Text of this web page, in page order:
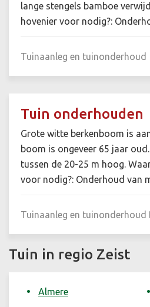
lange stengels bamboe
hovenier voor nodig?:
Tuinaanleg en tuinonderhoud
Tuin onderhouden
Grote witte berkenboom is
boom is ongeveer 65 jaar
tussen de 20-25 m hoog.
voor nodig?: Onderhoud van
Tuinaanleg en tuinonderhoud
Tuin in regio Zeist
Almere